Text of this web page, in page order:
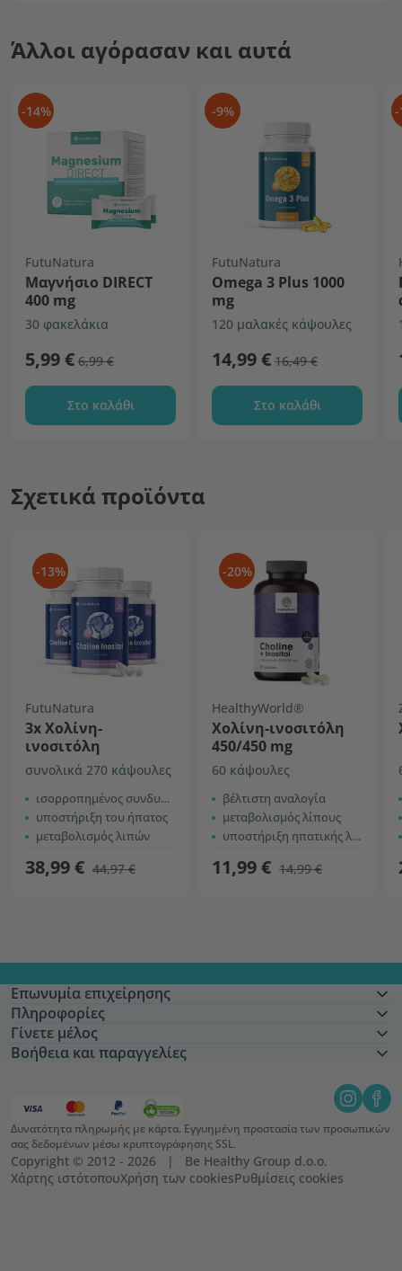
Άλλοι αγόρασαν και αυτά
-14%
FutuNatura
Μαγνήσιο DIRECT
400 mg
30 φακελάκια
5,99 € 6,99 €
Στο καλάθι
-9%
FutuNatura
Omega 3 Plus 1000
mg
120 μαλακές κάψουλες
14,99 € 16,49 €
Στο καλάθι
-
Σχετικά προϊόντα
-13%
FutuNatura
3x Χολίνη-
ινοσιτόλη
συνολικά 270 κάψουλες
ισορροπημένος συνδυασμός
υποστήριξη του ήπατος
μεταβολισμός λιπών
38,99 € 44,97 €
-20%
HealthyWorld®
Χολίνη-ινοσιτόλη
450/450 mg
60 κάψουλες
βέλτιστη αναλογία
μεταβολισμός λίπους
υποστήριξη ηπατικής λειτουργίας
11,99 € 14,99 €
Επωνυμία επιχείρησης
Πληροφορίες
Γίνετε μέλος
Βοήθεια και παραγγελίες
Δυνατότητα πληρωμής με κάρτα. Εγγυημένη προστασία των προσωπικών
σας δεδομένων μέσω κρυπτογράφησης SSL.
Copyright © 2012 - 2026   |   Be Healthy Group d.o.o.
Χάρτης ιστότοπουΧρήση των cookiesΡυθμίσεις cookies